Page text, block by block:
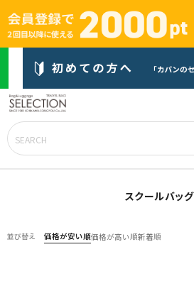
スクールバッグ
並び替え 価格が安い順価格が高い順新着順